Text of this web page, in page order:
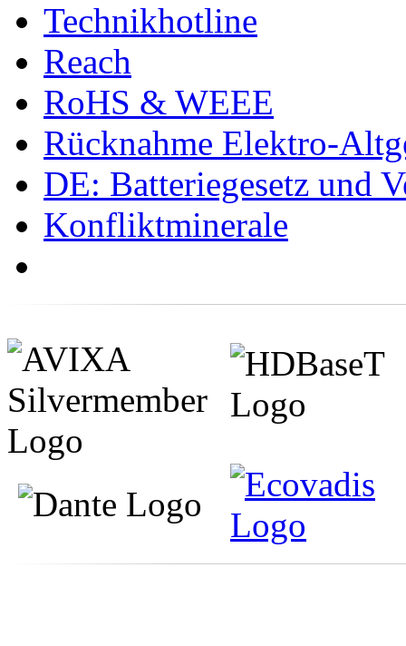
Technikhotline
Reach
RoHS & WEEE
Rücknahme Elektro-
DE: Batteriegesetz und
Konfliktminerale